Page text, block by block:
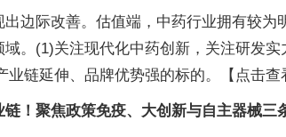
边际改善。估值端，中药行业拥有较
。(1)关注现代化中药创新，关注研发
链延伸、品牌优势强的标的。【点击查
！聚焦政策免疫、大创新与自主器械三